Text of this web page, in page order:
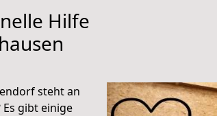
Hilfe
steht an
Es gibt einige